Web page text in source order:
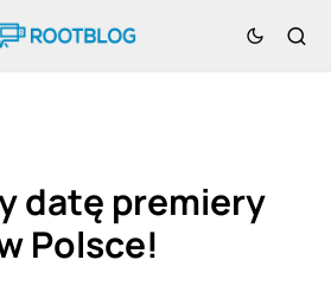
datę premiery
Polsce!